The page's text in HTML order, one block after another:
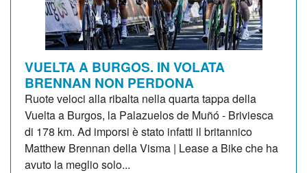
VUELTA A BURGOS. IN VOLATA
BRENNAN NON PERDONA
Ruote veloci alla ribalta nella quarta tappa della
Vuelta a Burgos, la Palazuelos de Muñó - Briviesca
di 178 km. Ad imporsi è stato infatti il britannico
Matthew Brennan della Visma | Lease a Bike che ha
avuto la meglio solo...